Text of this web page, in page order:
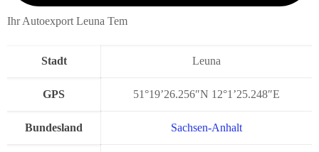
Ihr Autoexport Leuna Tem
Stadt Leuna
GPS 51°19’26.256″N 12°1’25.248″E
Bundesland Sachsen-Anhalt